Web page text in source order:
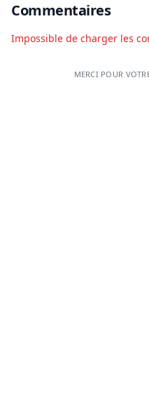
Commentaires
Impossible de charger les
MERCI POUR